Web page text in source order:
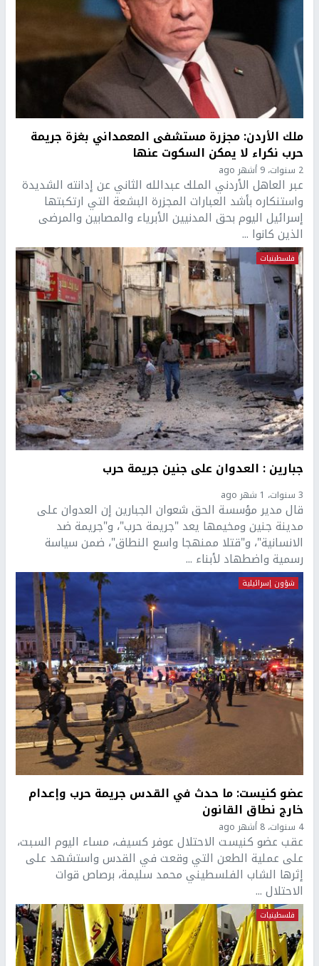
ملك الأردن: مجزرة مستشفى المعمداني بغزة جريمة
حرب نكراء لا يمكن السكوت عنها
2 سنوات، 9 أشهر ago
عبر العاهل الأردني الملك عبدالله الثاني عن إدانته الشديدة
واستنكاره بأشد العبارات المجزرة البشعة التي ارتكبتها
إسرائيل اليوم بحق المدنيين الأبرياء والمصابين والمرضى
الذين كانوا ...
فلسطينيات
جبارين : العدوان على جنين جريمة حرب
3 سنوات، 1 شهر ago
قال مدير مؤسسة الحق شعوان الجبارين إن العدوان على
مدينة جنين ومخيمها يعد "جريمة حرب"، و"جريمة ضد
الانسانية"، و"قتلا ممنهجا واسع النطاق"، ضمن سياسة
رسمية واضطهاد لأبناء ...
شؤون إسرائيلية
عضو كنيست: ما حدث في القدس جريمة حرب وإعدام
خارج نطاق القانون
4 سنوات، 8 أشهر ago
عقب عضو كنيست الاحتلال عوفر كسيف، مساء اليوم السبت،
على عملية الطعن التي وقعت في القدس واستشهد على
إثرها الشاب الفلسطيني محمد سليمة، برصاص قوات
الاحتلال ...
فلسطينيات